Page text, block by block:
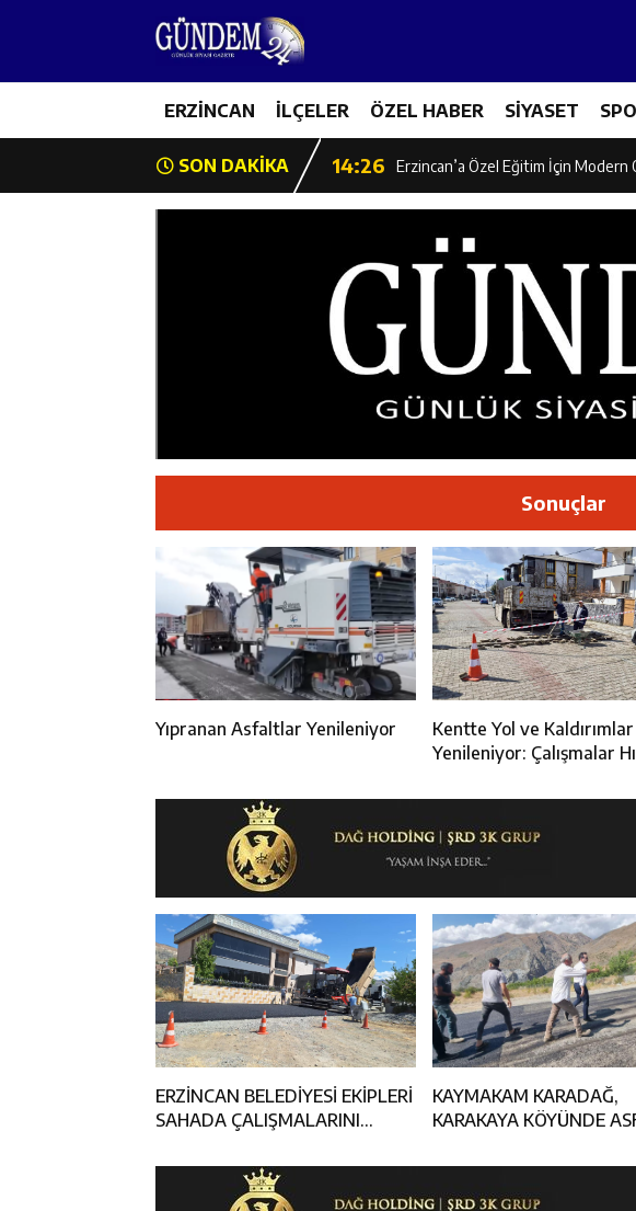
ERZİNCAN İLÇELER ÖZEL HABER SİYASET
SON DAKİKA
14:26 Geleceğin Üreticileri Tarım
14:26 Erzincan’a Özel Eğitim İçin
14:25 İl Müdürü Ünalan’dan Zengin
14:24 İlk Durak Medine Müdafii Fahreddin
Erzincan Aile ve Sosyal Hizmetler
Kemah Belediyesi’nden 1. Etap
14:22 30 İlde Deaş Operasyonu: 104
14:22 Milli Badmintoncular Erzincan
14:26 Geleceğin Üreticileri Tarım
Sonuçlar
Yıpranan Asfaltlar Yenileniyor
Kentte Yol ve Kaldırımlar
Yenileniyor: Çalışmalar
ERZİNCAN BELEDİYESİ EKİPLERİ
SAHADA ÇALIŞMALARINI
KAYMAKAM KARADAĞ,
KARAKAYA KÖYÜNDE